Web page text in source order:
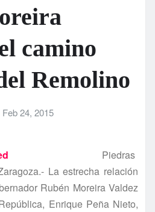
camino
Remolino
Feb 24, 2015
Piedras
La estrecha relación
Rubén Moreira Valdez
Enrique Peña Nieto,